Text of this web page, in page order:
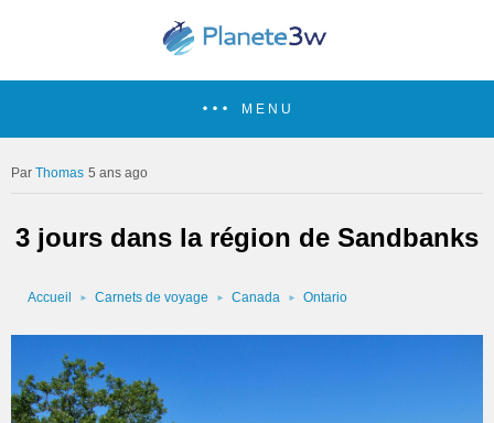
MENU
Thomas 5 ans ago
3 jours dans la région de Sandbanks
Accueil Carnets de voyage Canada Ontario